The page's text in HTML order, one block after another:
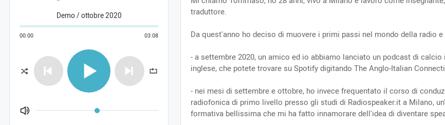
Demo / ottobre 2020
00:00 03:08
Volume
traduttore.
Da quest'anno ho deciso di muovere i primi passi nel mondo della radio
- a settembre 2020, un amico ed io abbiamo lanciato un podcast di calcio
inglese, che potete trovare su Spotify digitando The Anglo-Italian
- nei mesi di settembre e ottobre, ho invece frequentato il corso di
radiofonica di primo livello presso gli studi di Radiospeaker.it a Milano,
formativa bellissima che mi ha fatto innamorare dell'idea di diventare